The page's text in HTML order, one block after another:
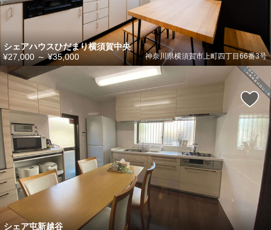
シェアハウスひだまり横須賀中央
神奈川県横須賀市上町四丁目66番3号
¥27,000 ～¥35,000
シェア屯新越谷